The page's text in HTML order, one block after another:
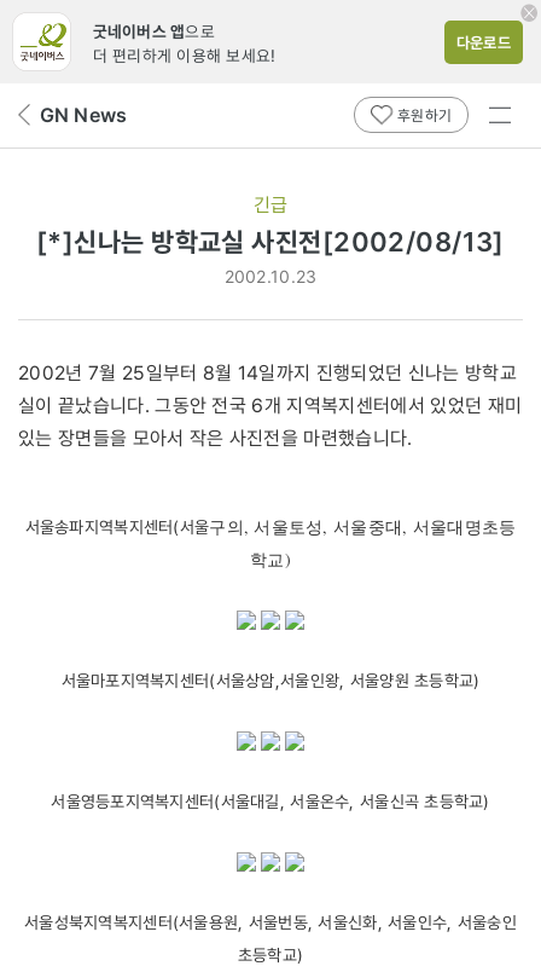
굿네이버스 앱으로
더 편리하게 이용해 보세요!
다운로드
뒤 GN News 후원하기
전체
긴급
[*]신나는 방학교실 사진전[2002/08/13]
2002.10.23
2002년 7월 25일부터 8월 14일까지 진행되었던 신나는 방학교
실이 끝났습니다. 그동안 전국 6개 지역복지센터에서 있었던 재미
있는 장면들을 모아서 작은 사진전을 마련했습니다.
서울송파지역복지센터(서울구의, 서울토성, 서울중대, 서울대명초등
학교)
서울마포지역복지센터(서울상암,서울인왕, 서울양원 초등학교)
서울영등포지역복지센터(서울대길, 서울온수, 서울신곡 초등학교)
서울성북지역복지센터(서울용원, 서울번동, 서울신화, 서울인수, 서울숭인
초등학교)